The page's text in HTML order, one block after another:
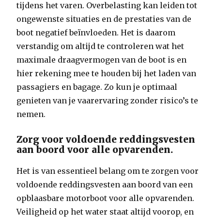
tijdens het varen. Overbelasting kan leiden tot
ongewenste situaties en de prestaties van de
boot negatief beïnvloeden. Het is daarom
verstandig om altijd te controleren wat het
maximale draagvermogen van de boot is en
hier rekening mee te houden bij het laden van
passagiers en bagage. Zo kun je optimaal
genieten van je vaarervaring zonder risico’s te
nemen.
Zorg voor voldoende reddingsvesten
aan boord voor alle opvarenden.
Het is van essentieel belang om te zorgen voor
voldoende reddingsvesten aan boord van een
opblaasbare motorboot voor alle opvarenden.
Veiligheid op het water staat altijd voorop, en